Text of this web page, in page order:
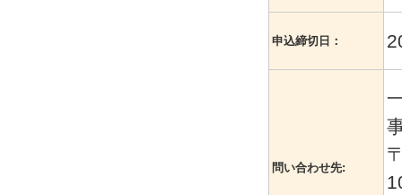
申込締切日：
問い合わせ先: